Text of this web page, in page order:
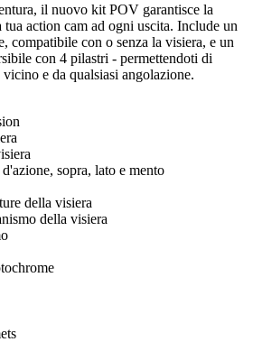
il nuovo kit POV garantisce la
tua action cam ad ogni uscita. Include un
compatibile con o senza la visiera, e un
con 4 pilastri - permettendoti di
e da qualsiasi angolazione.
sopra, lato e mento
della visiera
della visiera